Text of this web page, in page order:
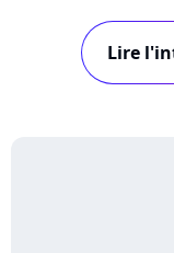
son
Lire